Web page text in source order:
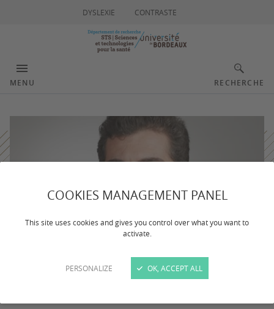
COOKIES MANAGEMENT PANEL
This site uses cookies and gives you control over what you want to
activate.
PERSONALIZE OK, ACCEPT ALL
DYSLEXIE CONTRASTE
MENU RECHERCHE